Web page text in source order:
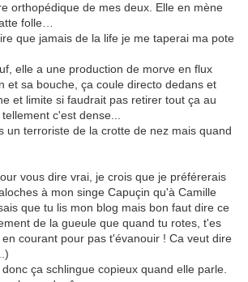
orthopédique de mes deux. Elle en mène
folle…
que jamais de la life je me taperai ma pote
elle a une production de morve en flux
et sa bouche, ça coule directo dedans et
et limite si faudrait pas retirer tout ça au
c'est dense...
un terroriste de la crotte de nez mais quand
vous dire vrai, je crois que je préférerais
à mon singe Capuçin qu'à Camille
que tu lis mon blog mais bon faut dire ce
de la gueule que quand tu rotes, t'es
courant pour pas t'évanouir ! Ca veut dire
ça schlingue copieux quand elle parle.